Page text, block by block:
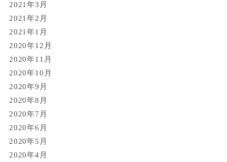
2021年3月
2021年2月
2021年1月
2020年12月
2020年11月
2020年10月
2020年9月
2020年8月
2020年7月
2020年6月
2020年5月
2020年4月